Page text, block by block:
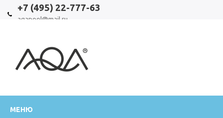
+7 (495) 22-777-63
aqapool@mail.ru
МЕНЮ